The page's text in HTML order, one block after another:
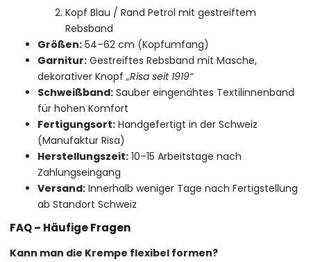
Kopf Blau / Rand Petrol mit gestreiftem
Rebsband
Größen: 54–62 cm (Kopfumfang)
Garnitur: Gestreiftes Rebsband mit Masche,
dekorativer Knopf„Risa seit 1919“
Schweißband: Sauber eingenähtes Textilinnenband
für hohen Komfort
Fertigungsort: Handgefertigt in der Schweiz
(Manufaktur Risa)
Herstellungszeit: 10–15 Arbeitstage nach
Zahlungseingang
Versand: Innerhalb weniger Tage nach Fertigstellung
ab Standort Schweiz
FAQ – Häufige Fragen
Kann man die Krempe flexibel formen?